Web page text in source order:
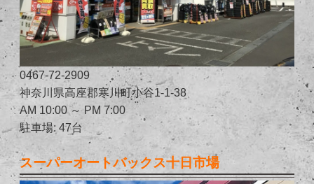
0467-72-2909
神奈川県高座郡寒川町小谷1-1-38
AM 10:00 ～ PM 7:00
駐車場: 47台
スーパーオートバックス十日市場